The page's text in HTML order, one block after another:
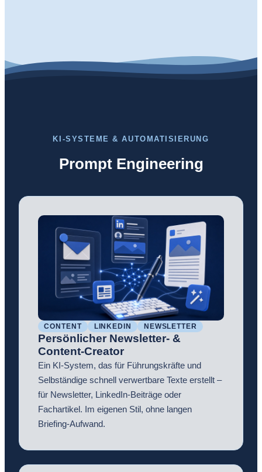
KI-SYSTEME & AUTOMATISIERUNG
Prompt Engineering
CONTENT LINKEDIN NEWSLETTER
Persönlicher Newsletter- &
Content-Creator
Ein KI-System, das für Führungskräfte und
Selbständige schnell verwertbare Texte erstellt –
für Newsletter, LinkedIn-Beiträge oder
Fachartikel. Im eigenen Stil, ohne langen
Briefing-Aufwand.